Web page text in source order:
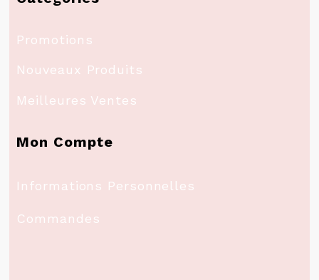
Promotions
Nouveaux Produits
Meilleures Ventes
Mon Compte
Informations Personnelles
Commandes